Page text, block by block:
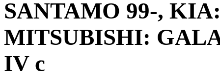
SANTAMO 99-,
MITSUBISHI:
IV с